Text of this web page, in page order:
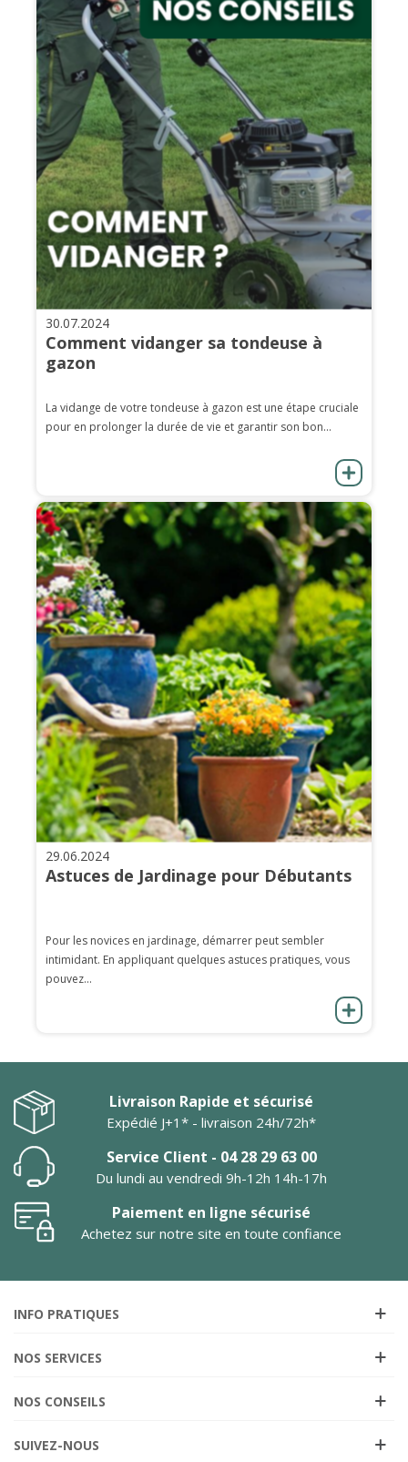
30.07.2024
Comment vidanger sa tondeuse à
gazon
La vidange de votre tondeuse à gazon est une étape cruciale
pour en prolonger la durée de vie et garantir son bon...
29.06.2024
Astuces de Jardinage pour Débutants
Pour les novices en jardinage, démarrer peut sembler
intimidant. En appliquant quelques astuces pratiques, vous
pouvez...
Livraison Rapide et sécurisé
Expédié J+1* - livraison 24h/72h*
Service Client - 04 28 29 63 00
Du lundi au vendredi 9h-12h 14h-17h
Paiement en ligne sécurisé
Achetez sur notre site en toute confiance
INFO PRATIQUES
NOS SERVICES
NOS CONSEILS
SUIVEZ-NOUS